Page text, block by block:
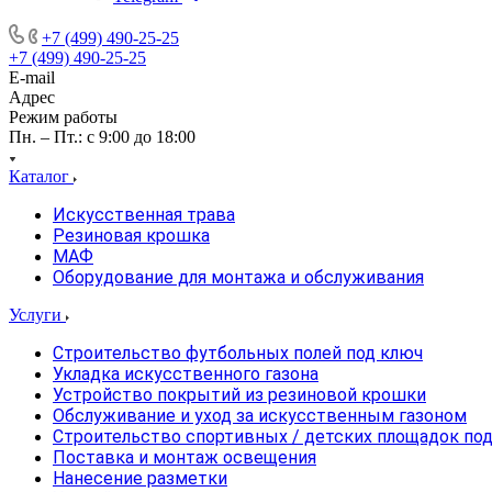
+7 (499) 490-25-25
+7 (499) 490-25-25
E-mail
Адрес
Режим работы
Пн. – Пт.: с 9:00 до 18:00
Каталог
Искусственная трава
Резиновая крошка
МАФ
Оборудование для монтажа и обслуживания
Услуги
Строительство футбольных полей под ключ
Укладка искусственного газона
Устройство покрытий из резиновой крошки
Обслуживание и уход за искусственным газоном
Строительство спортивных / детских площадок
Поставка и монтаж освещения
Нанесение разметки